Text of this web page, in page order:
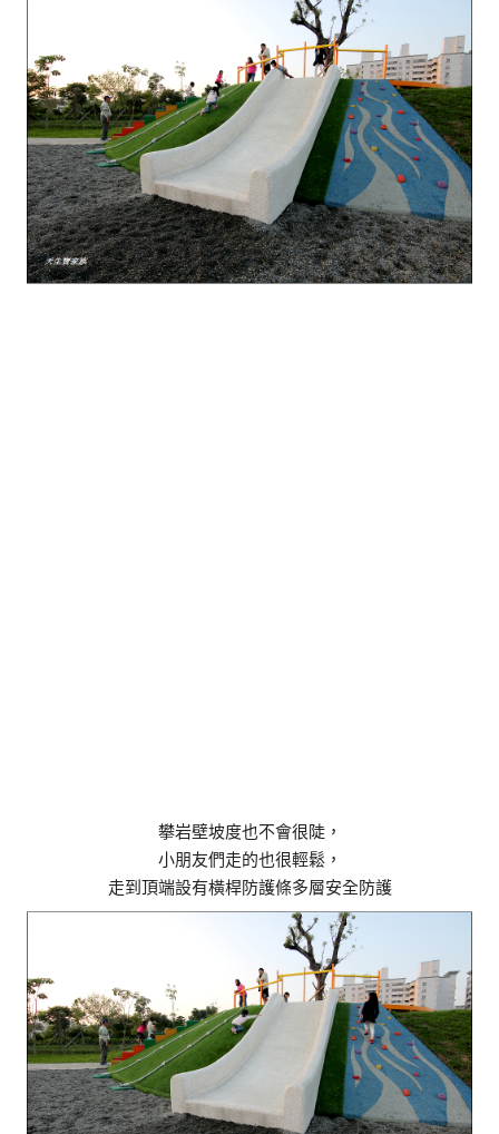
攀岩壁坡度也不會很陡，
小朋友們走的也很輕鬆，
走到頂端設有橫桿防護條多層安全防護